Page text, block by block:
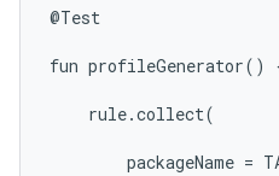
@Test
fun profileGenerator()
    rule.collect(
packageName =